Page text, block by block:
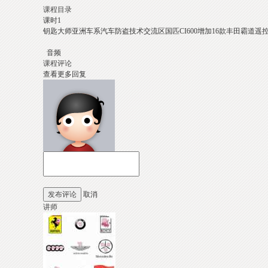
课程目录
课时1
钥匙大师亚洲车系汽车防盗技术交流区国匹CI600增加16款丰田霸道遥
音频
课程评论
查看更多回复
发布评论
取消
讲师